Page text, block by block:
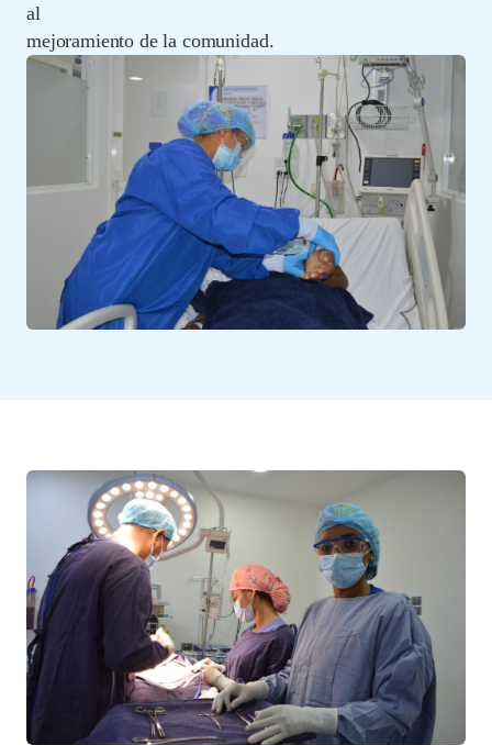
al
mejoramiento de la comunidad.